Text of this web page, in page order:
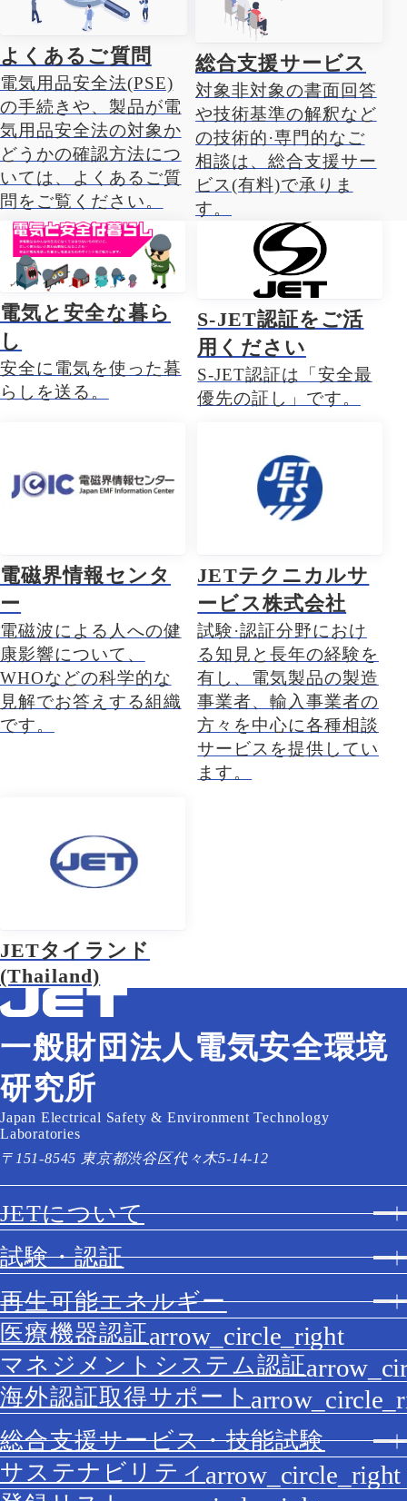
よくあるご質問
電気用品安全法(PSE)
の手続きや、製品が電
気用品安全法の対象か
どうかの確認方法につ
いては、よくあるご質
問をご覧ください。
総合支援サービス
対象非対象の書面回答
や技術基準の解釈など
の技術的·専門的なご
相談は、総合支援サー
ビス(有料)で承りま
す。
電気と安全な暮ら
し
安全に電気を使った暮
らしを送る。
S-JET認証をご活
用ください
S-JET認証は「安全最
優先の証し」です。
電磁界情報センタ
ー
電磁波による人への健
康影響について、
WHOなどの科学的な
見解でお答えする組織
です。
JETテクニカルサ
ービス株式会社
試験·認証分野におけ
る知見と長年の経験を
有し、電気製品の製造
事業者、輸入事業者の
方々を中心に各種相談
サービスを提供してい
ます。
JETタイランド
(Thailand)
一般財団法人電気安全環境
研究所
Japan Electrical Safety & Environment Technology
Laboratories
〒151-8545 東京都渋谷区代々木5-14-12
JETについて
サステナビリティ
試験・認証
再生可能エネルギー
医療機器認証
マネジメントシステム認証
海外認証取得サポート
総合支援サービス・技能試験